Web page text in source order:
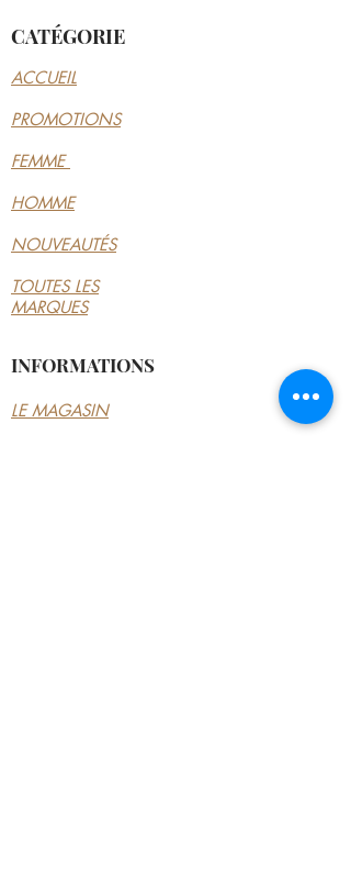
CATÉGORIE
ACCUEIL
PROMOTIONS
FEMME
HOMME
NOUVEAUTÉS
TOUTES LES
MARQUES
INFORMATIONS
LE MAGASIN